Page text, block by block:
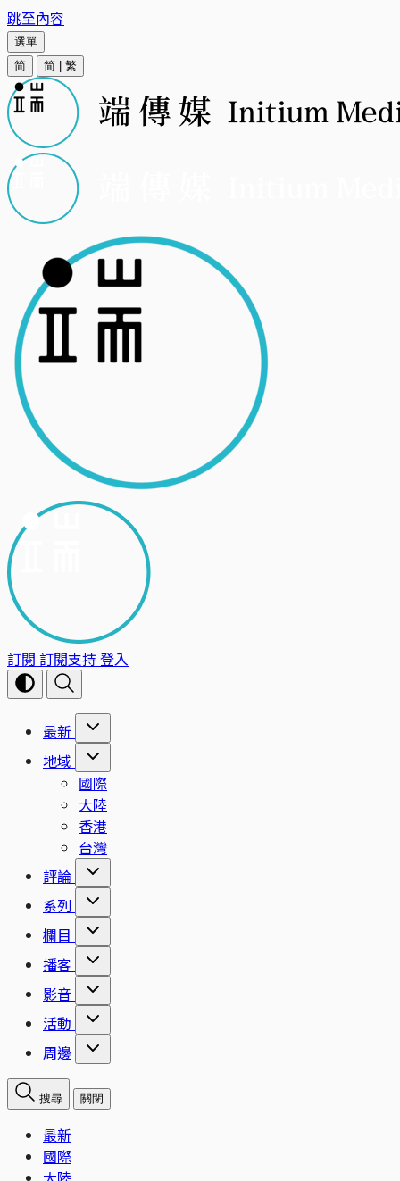
跳至內容
選單
简
简 繁
訂閱 訂閱支持登入
最新
地域
國際
大陸
香港
台灣
評論
系列
欄目
播客
影音
活動
周邊
搜尋 關閉
最新
國際